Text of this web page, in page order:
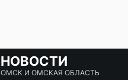
НОВОСТИ
ОМСК И ОМСКАЯ ОБЛАСТЬ